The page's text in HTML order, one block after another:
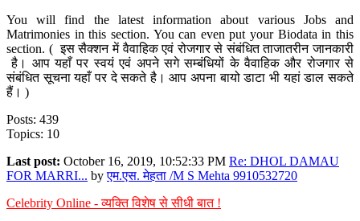
You will find the latest information about various Jobs and
Matrimonies in this section. You can even put your Biodata in this
section. ( इस सैक्शन में वैवाहिक एवं रोजगार से संबंधित ताजातरीन जानकारी
है। आप यहाँ पर स्वयं एवं अपने सगे सम्बंधियों के वैवाहिक और रोजगार से
संबंधित सूचना यहाँ पर दे सकते है। आप अपना बायो डाटा भी यहां डाल सकते
हैं। )
Posts: 439
Topics: 10
Last post: October 16, 2019, 10:52:33 PM Re: DHOL DAMAU
FOR MARRI... byएम.एस. मेहता /M S Mehta 9910532720
Celebrity Online - व्यक्ति विशेष से सीधी बात !